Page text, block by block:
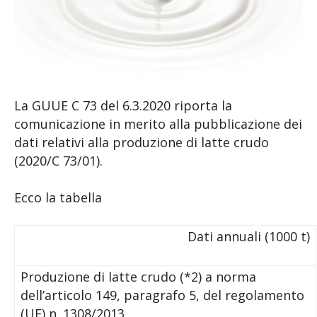
La GUUE C 73 del 6.3.2020 riporta la
comunicazione in merito alla pubblicazione dei
dati relativi alla produzione di latte crudo
(2020/C 73/01).
Ecco la tabella
Dati annuali (1000 t)
Produzione di latte crudo (*2) a norma
dell’articolo 149, paragrafo 5, del regolamento